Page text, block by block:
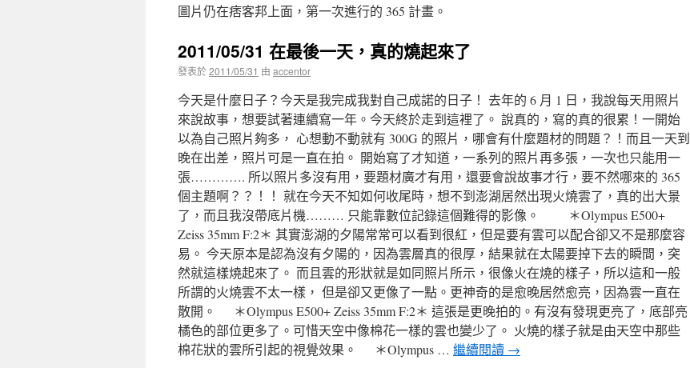
圖片仍在痞客邦上面，第一次進行的 365 計畫。
2011/05/31 在最後一天，真的燒起來了
發表於2011/05/31 由 accentor
今天是什麼日子？今天是我完成我對自己成諾的日子！ 去年的 6 月 1 日，我說每天用照片
來說故事，想要試著連續寫一年。今天終於走到這裡了。 說真的，寫的真的很累！一開始
以為自己照片夠多， 心想動不動就有 300G 的照片，哪會有什麼題材的問題？！而且一天到
晚在出差，照片可是一直在拍。 開始寫了才知道，一系列的照片再多張，一次也只能用一
張…………. 所以照片多沒有用，要題材廣才有用，還要會說故事才行，要不然哪來的 365
個主題啊？？！！ 就在今天不知如何收尾時，想不到澎湖居然出現火燒雲了，真的出大景
了，而且我沒帶底片機……… 只能靠數位記錄這個難得的影像。 ＊Olympus E500+
Zeiss 35mm F:2＊ 其實澎湖的夕陽常常可以看到很紅，但是要有雲可以配合卻又不是那麼容
易。 今天原本是認為沒有夕陽的，因為雲層真的很厚，結果就在太陽要掉下去的瞬間，突
然就這樣燒起來了。 而且雲的形狀就是如同照片所示，很像火在燒的樣子，所以這和一般
所謂的火燒雲不太一樣， 但是卻又更像了一點。更神奇的是愈晚居然愈亮，因為雲一直在
散開。 ＊Olympus E500+ Zeiss 35mm F:2＊ 這張是更晚拍的。有沒有發現更亮了，底部亮
橘色的部位更多了。可惜天空中像棉花一樣的雲也變少了。 火燒的樣子就是由天空中那些
棉花狀的雲所引起的視覺效果。 ＊Olympus … 繼續閱讀 →